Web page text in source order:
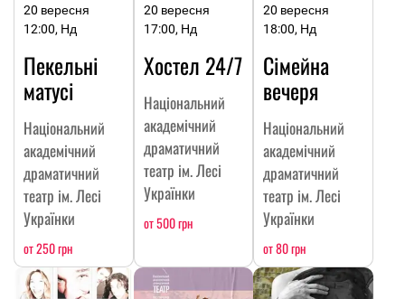
20 вересня
12:00, Нд
Пекельні
матусі
Національний
академічний
драматичний
театр ім. Лесі
Українки
от 250 грн
20 вересня
17:00, Нд
Хостел 24/7
Національний
академічний
драматичний
театр ім. Лесі
Українки
от 500 грн
20 вересня
18:00, Нд
Сімейна
вечеря
Національний
академічний
драматичний
театр ім. Лесі
Українки
от 80 грн